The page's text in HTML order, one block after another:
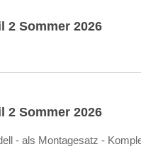
2 Sommer 2026
2 Sommer 2026
- als Montagesatz -